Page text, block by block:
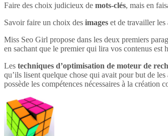
Faire des choix judicieux de mots-clés, mais en
Savoir faire un choix des images et de travailler
Miss Seo Girl propose dans les deux premiers
en sachant que le premier qui lira vos contenus est
Les techniques d’optimisation de moteur de
qu’ils lisent quelque chose qui avait pour but de
possède les compétences nécessaires à la création